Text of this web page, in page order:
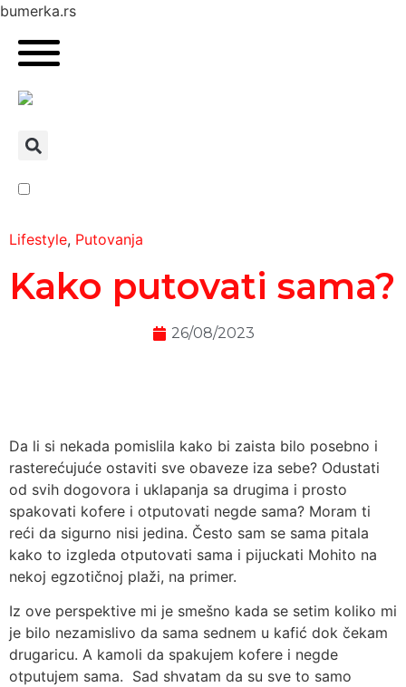
bumerka.rs
Lifestyle, Putovanja
Kako putovati sama?
26/08/2023
Da li si nekada pomislila kako bi zaista bilo posebno i
rasterećujuće ostaviti sve obaveze iza sebe? Odustati
od svih dogovora i uklapanja sa drugima i prosto
spakovati kofere i otputovati negde sama? Moram ti
reći da sigurno nisi jedina. Često sam se sama pitala
kako to izgleda otputovati sama i pijuckati Mohito na
nekoj egzotičnoj plaži, na primer.
Iz ove perspektive mi je smešno kada se setim koliko mi
je bilo nezamislivo da sama sednem u kafić dok čekam
drugaricu. A kamoli da spakujem kofere i negde
otputujem sama. Sad shvatam da su sve to samo